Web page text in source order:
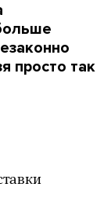
просто так